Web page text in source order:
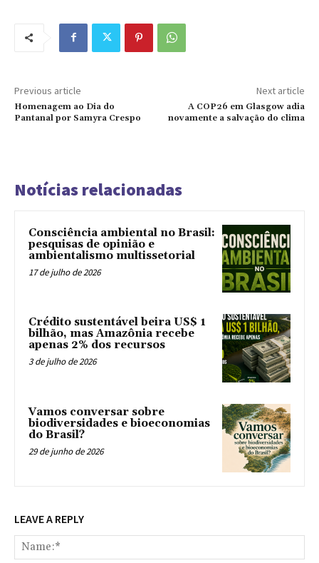
Previous article
Homenagem ao Dia do
Pantanal por Samyra Crespo
Next article
A COP26 em Glasgow adia
novamente a salvação do clima
Notícias relacionadas
Consciência ambiental no Brasil:
pesquisas de opinião e
ambientalismo multissetorial
17 de julho de 2026
Crédito sustentável beira US$ 1
bilhão, mas Amazônia recebe
apenas 2% dos recursos
3 de julho de 2026
Vamos conversar sobre
biodiversidades e bioeconomias
do Brasil?
29 de junho de 2026
LEAVE A REPLY